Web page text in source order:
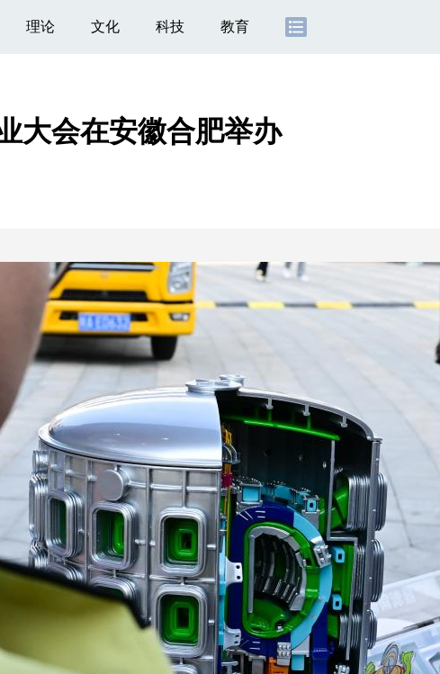
理论 文化 科技 教育
大会在安徽合肥举办